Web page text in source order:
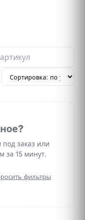
заказ или
за 15 минут.
фильтры